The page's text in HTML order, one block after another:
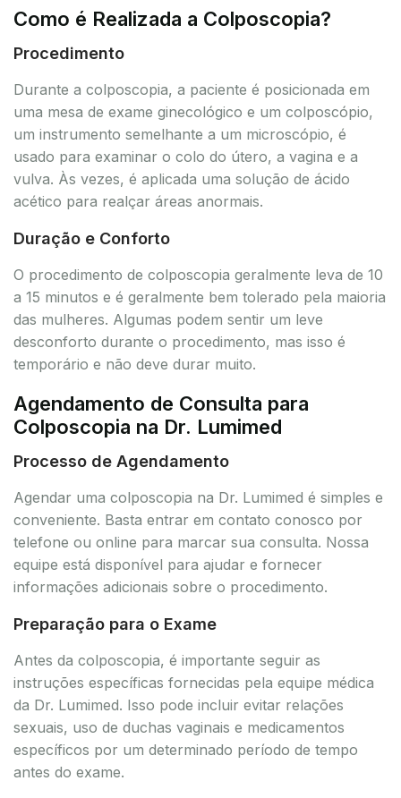
Como é Realizada a Colposcopia?
Procedimento
Durante a colposcopia, a paciente é posicionada em
uma mesa de exame ginecológico e um colposcópio,
um instrumento semelhante a um microscópio, é
usado para examinar o colo do útero, a vagina e a
vulva. Às vezes, é aplicada uma solução de ácido
acético para realçar áreas anormais.
Duração e Conforto
O procedimento de colposcopia geralmente leva de 10
a 15 minutos e é geralmente bem tolerado pela maioria
das mulheres. Algumas podem sentir um leve
desconforto durante o procedimento, mas isso é
temporário e não deve durar muito.
Agendamento de Consulta para
Colposcopia na Dr. Lumimed
Processo de Agendamento
Agendar uma colposcopia na Dr. Lumimed é simples e
conveniente. Basta entrar em contato conosco por
telefone ou online para marcar sua consulta. Nossa
equipe está disponível para ajudar e fornecer
informações adicionais sobre o procedimento.
Preparação para o Exame
Antes da colposcopia, é importante seguir as
instruções específicas fornecidas pela equipe médica
da Dr. Lumimed. Isso pode incluir evitar relações
sexuais, uso de duchas vaginais e medicamentos
específicos por um determinado período de tempo
antes do exame.